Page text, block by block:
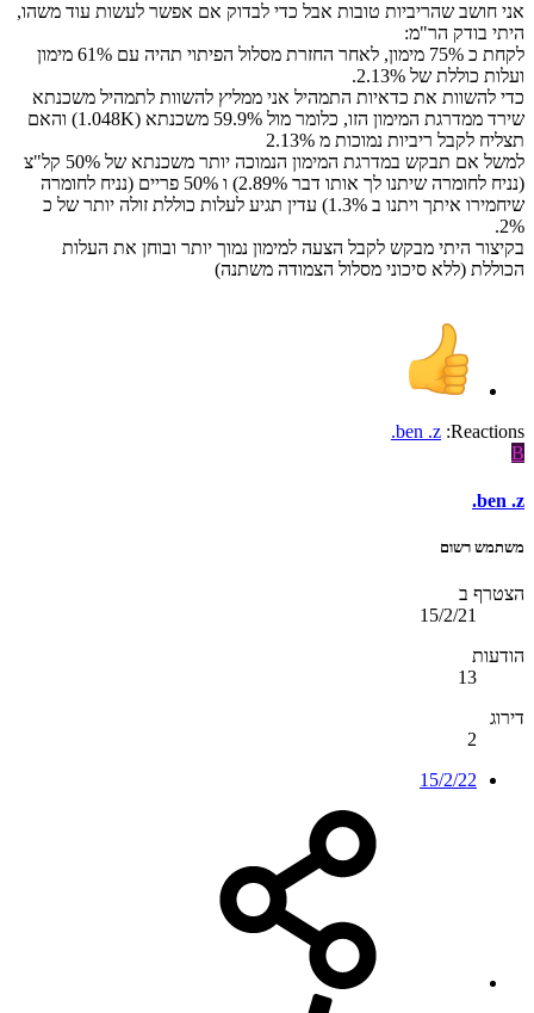
אני חושב שהריביות טובות אבל כדי לבדוק אם אפשר לעשות עוד משהו,
היתי בודק הר"מ:
לקחת כ 75% מימון, לאחר החזרת מסלול הפיתוי תהיה עם 61% מימון
ועלות כוללת של 2.13%.
כדי להשוות את כדאיות התמהיל אני ממליץ להשוות לתמהיל משכנתא
שירד ממדרגת המימון הזו, כלומר מול 59.9% משכנתא (1.048K) והאם
תצליח לקבל ריביות נמוכות מ 2.13%
למשל אם תבקש במדרגת המימון הנמוכה יותר משכנתא של 50% קל"צ
(נניח לחומרה שיתנו לך אותו דבר 2.89%) ו 50% פריים (נניח לחומרה
שיחמירו איתך ויתנו ב 1.3%) עדין תגיע לעלות כוללת זולה יותר של כ
2%.
בקיצור היתי מבקש לקבל הצעה למימון נמוך יותר ובוחן את העלות
הכוללת (ללא סיכוני מסלול הצמודה משתנה)
Reactions:
.ben .z
B
.ben .z
משתמש רשום
הצטרף ב
15/2/21
הודעות
13
דירוג
2
15/2/22